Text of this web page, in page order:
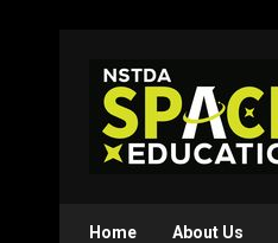
content
Home About Us